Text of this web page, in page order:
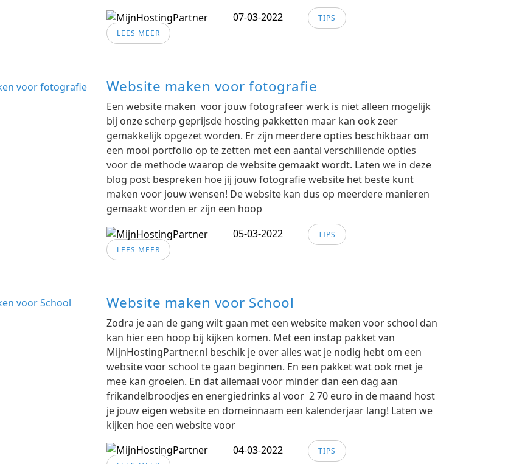
07-03-2022
TIPS
LEES MEER
Website maken voor fotografie
Een website maken voor jouw fotografeer werk is niet alleen mogelijk
bij onze scherp geprijsde hosting pakketten maar kan ook zeer
gemakkelijk opgezet worden. Er zijn meerdere opties beschikbaar om
een mooi portfolio op te zetten met een aantal verschillende opties
voor de methode waarop de website gemaakt wordt. Laten we in deze
blog post bespreken hoe jij jouw fotografie website het beste kunt
maken voor jouw wensen! De website kan dus op meerdere manieren
gemaakt worden er zijn een hoop
05-03-2022
TIPS
LEES MEER
Website maken voor School
Zodra je aan de gang wilt gaan met een website maken voor school dan
kan hier een hoop bij kijken komen. Met een instap pakket van
MijnHostingPartner.nl beschik je over alles wat je nodig hebt om een
website voor school te gaan beginnen. En een pakket wat ook met je
mee kan groeien. En dat allemaal voor minder dan een dag aan
frikandelbroodjes en energiedrinks al voor 2 70 euro in de maand host
je jouw eigen website en domeinnaam een kalenderjaar lang! Laten we
kijken hoe een website voor
04-03-2022
TIPS